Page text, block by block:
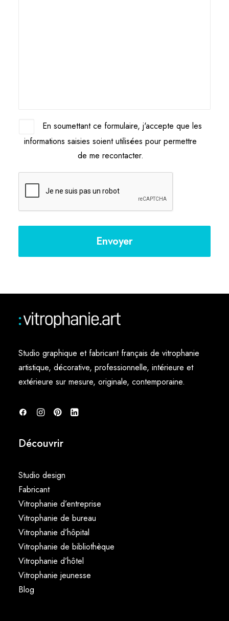
En soumettant ce formulaire, j'accepte que les
informations saisies soient utilisées pour permettre
de me recontacter.
Studio graphique et fabricant français de vitrophanie
artistique, décorative, professionnelle, intérieure et
extérieure sur mesure, originale, contemporaine.
Découvrir
Studio design
Fabricant
Vitrophanie d’entreprise
Vitrophanie de bureau
Vitrophanie d’hôpital
Vitrophanie de bibliothèque
Vitrophanie d’hôtel
Vitrophanie jeunesse
Blog